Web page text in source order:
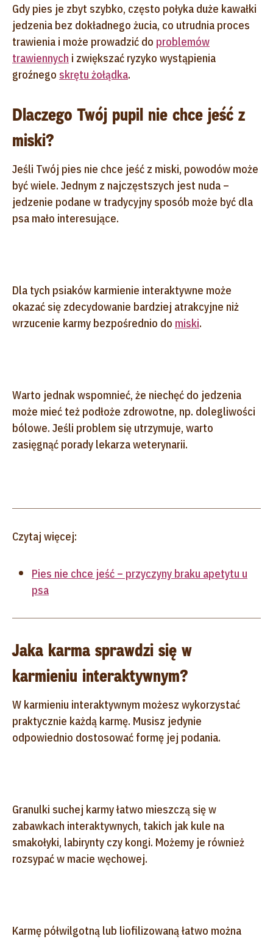
Gdy pies je zbyt szybko, często połyka duże kawałki
jedzenia bez dokładnego żucia, co utrudnia proces
trawienia i może prowadzić do problemów
trawiennych i zwiększać ryzyko wystąpienia
groźnego skrętu żołądka.
Dlaczego Twój pupil nie chce jeść z
miski?
Jeśli Twój pies nie chce jeść z miski, powodów może
być wiele. Jednym z najczęstszych jest nuda –
jedzenie podane w tradycyjny sposób może być dla
psa mało interesujące.
Dla tych psiaków karmienie interaktywne może
okazać się zdecydowanie bardziej atrakcyjne niż
wrzucenie karmy bezpośrednio do miski.
Warto jednak wspomnieć, że niechęć do jedzenia
może mieć też podłoże zdrowotne, np. dolegliwości
bólowe. Jeśli problem się utrzymuje, warto
zasięgnąć porady lekarza weterynarii.
Czytaj więcej:
Pies nie chce jeść – przyczyny braku apetytu u
psa
Jaka karma sprawdzi się w
karmieniu interaktywnym?
W karmieniu interaktywnym możesz wykorzystać
praktycznie każdą karmę. Musisz jedynie
odpowiednio dostosować formę jej podania.
Granulki suchej karmy łatwo mieszczą się w
zabawkach interaktywnych, takich jak kule na
smakołyki, labirynty czy kongi. Możemy je również
rozsypać w macie węchowej.
Karmę półwilgotną lub liofilizowaną łatwo można